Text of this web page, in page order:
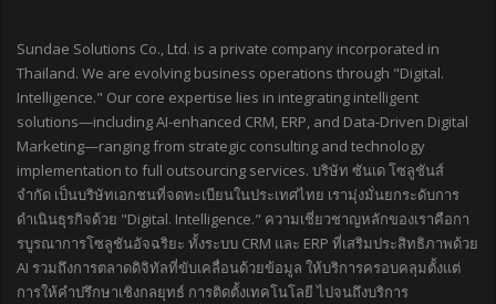
Sundae Solutions Co., Ltd. is a private company incorporated in
Thailand. We are evolving business operations through "Digital.
Intelligence." Our core expertise lies in integrating intelligent
solutions—including AI-enhanced CRM, ERP, and Data-Driven Digital
Marketing—ranging from strategic consulting and technology
implementation to full outsourcing services. บริษัท ซันเด โซลูชันส์
จำกัด เป็นบริษัทเอกชนที่จดทะเบียนในประเทศไทย เรามุ่งมั่นยกระดับการ
ดำเนินธุรกิจด้วย "Digital. Intelligence." ความเชี่ยวชาญหลักของเราคือกา
รบูรณาการโซลูชันอัจฉริยะ ทั้งระบบ CRM และ ERP ที่เสริมประสิทธิภาพด้วย
AI รวมถึงการตลาดดิจิทัลที่ขับเคลื่อนด้วยข้อมูล ให้บริการครอบคลุมตั้งแต่
การให้คำปรึกษาเชิงกลยุทธ์ การติดตั้งเทคโนโลยี ไปจนถึงบริการ